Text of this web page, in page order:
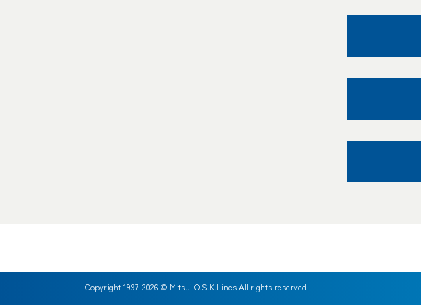
Copyright 1997-2026 © Mitsui O.S.K.Lines All rights reserved.